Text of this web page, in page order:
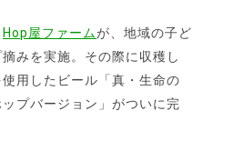
Hop屋ファームが、地域の子ど
みを実施。その際に収穫し
用したビール「真・生命の
プバージョン」がついに完